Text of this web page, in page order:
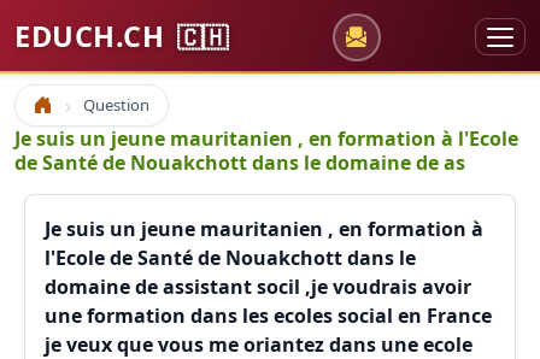
EDUCH.CH 🇨🇭
Accueil Question
Je suis un jeune mauritanien , en formation à l'Ecole
de Santé de Nouakchott dans le domaine de as
Je suis un jeune mauritanien , en formation à
l'Ecole de Santé de Nouakchott dans le
domaine de assistant socil ,je voudrais avoir
une formation dans les ecoles social en France
je veux que vous me oriantez dans une ecole